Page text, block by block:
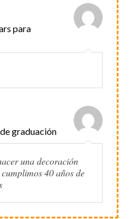
para
graduación
una decoración
40 años de